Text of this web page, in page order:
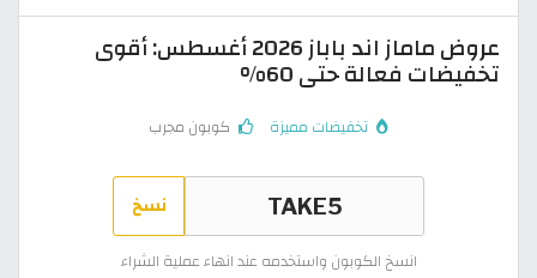
عروض ماماز اند باباز 2026 أغسطس: أقوى
تخفيضات فعالة حتى 60%
تخفيضات مميزة كوبون مجرب
نسخ
انسخ الكوبون واستخدمه عند انهاء عملية الشراء